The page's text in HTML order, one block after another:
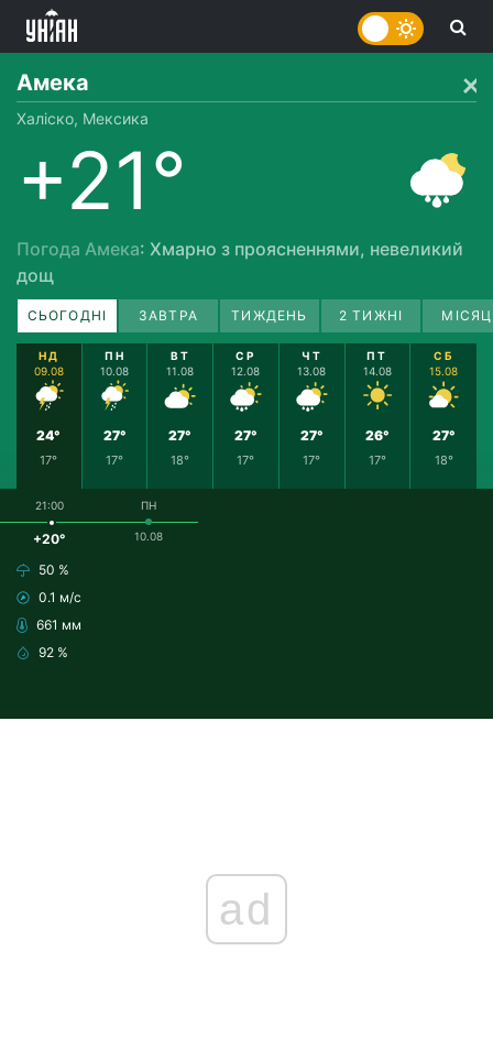
Амека
Халіско, Мексика
+21°
Погода Амека: Хмарно з проясненнями, невеликий
дощ
СЬОГОДНІ ЗАВТРА ТИЖДЕНЬ 2 ТИЖНІ
НД
09.08
24°
17°
ПН
10.08
27°
17°
ВТ
11.08
27°
18°
СР
12.08
27°
17°
ЧТ
13.08
27°
17°
ПТ
14.08
26°
17°
СБ
15.08
27°
18°
21:00
+20°
50 %
0.1 м/с
661 мм
92 %
ПН
10.08
ad